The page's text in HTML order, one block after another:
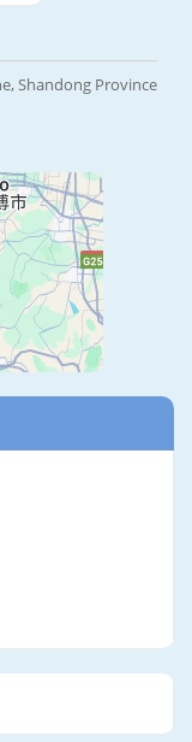
Shandong Province